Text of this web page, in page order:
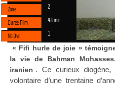
Zone
2
Durée Film 98 min
Nb Dvd 1
« Fifi hurle de joie »
la vie de Bahman
iranien . Ce curieux diogène,
volontaire d’une trentaine